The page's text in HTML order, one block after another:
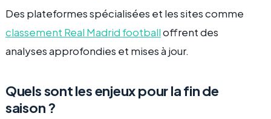
Des plateformes spécialisées et les sites comme
classement Real Madrid footballoffrent des
analyses approfondies et mises à jour.
Quels sont les enjeux pour la fin de
saison ?